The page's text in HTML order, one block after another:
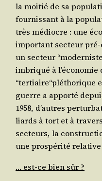
la moi­tié de sa
four­nis­sant à la
très médiocre : une
impor­tant sec­teur
un sec­teur
imbri­qué à
“tertiaire“pléthorique
guerre a appor­té
1958, d’autres
liards à tort et à
sec­teurs, la
une pros­pé­ri­té
… est-ce bien sûr ?